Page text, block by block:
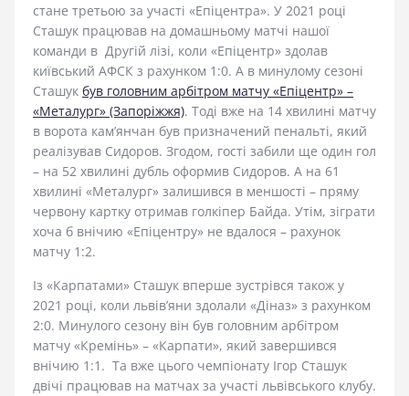
стане третьою за участі «Епіцентра». У 2021 році
Сташук працював на домашньому матчі нашої
команди в Другій лізі, коли «Епіцентр» здолав
київський АФСК з рахунком 1:0. А в минулому сезоні
Сташук був головним арбітром матчу «Епіцентр» –
«Металург» (Запоріжжя). Тоді вже на 14 хвилині матчу
в ворота кам’янчан був призначений пенальті, який
реалізував Сидоров. Згодом, гості забили ще один гол
– на 52 хвилині дубль оформив Сидоров. А на 61
хвилині «Металург» залишився в меншості – пряму
червону картку отримав голкіпер Байда. Утім, зіграти
хоча б внічию «Епіцентру» не вдалося – рахунок
матчу 1:2.
Із «Карпатами» Сташук вперше зустрівся також у
2021 році, коли львів’яни здолали «Діназ» з рахунком
2:0. Минулого сезону він був головним арбітром
матчу «Кремінь» – «Карпати», який завершився
внічию 1:1. Та вже цього чемпіонату Ігор Сташук
двічі працював на матчах за участі львівського клубу.